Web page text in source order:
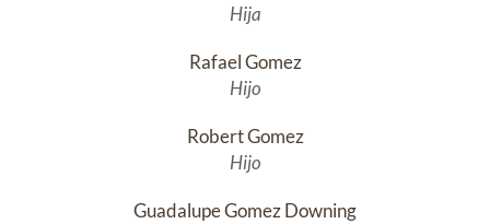
Hija
Rafael Gomez
Hijo
Robert Gomez
Hijo
Guadalupe Gomez Downing